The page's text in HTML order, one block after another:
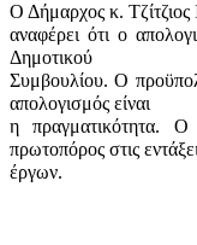
Ο Δήμαρχος κ. Τζίτζιος
αναφέρει ότι ο
Δημοτικού
Συμβουλίου. Ο
απολογισμός είναι
η πραγματικότητα.
πρωτοπόρος στις
έργων.